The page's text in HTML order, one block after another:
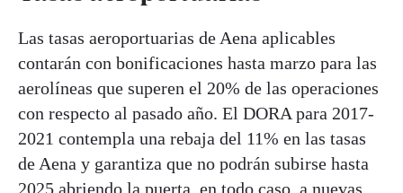
Las tasas aeroportuarias de Aena aplicables
contarán con bonificaciones hasta marzo para las
aerolíneas que superen el 20% de las operaciones
con respecto al pasado año. El DORA para 2017-
2021 contempla una rebaja del 11% en las tasas
de Aena y garantiza que no podrán subirse hasta
2025 abriendo la puerta, en todo caso, a nuevas